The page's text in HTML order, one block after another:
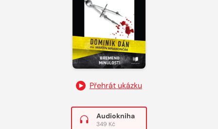
Přehrát ukázku
Audiokniha
349 Kč